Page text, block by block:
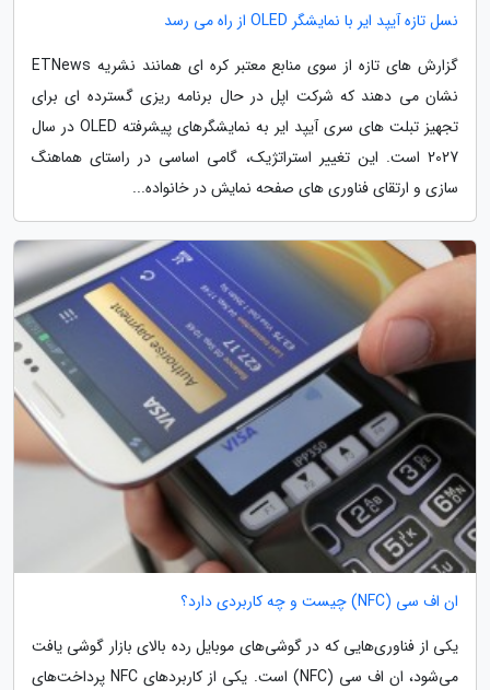
نسل تازه آیپد ایر با نمایشگر OLED از راه می رسد
گزارش های تازه از سوی منابع معتبر کره ای همانند نشریه ETNews
نشان می دهند که شرکت اپل در حال برنامه ریزی گسترده ای برای
تجهیز تبلت های سری آیپد ایر به نمایشگرهای پیشرفته OLED در سال
2027 است. این تغییر استراتژیک، گامی اساسی در راستای هماهنگ
سازی و ارتقای فناوری های صفحه نمایش در خانواده...
ان اف سی (NFC) چیست و چه کاربردی دارد؟
یکی از فناوری‌هایی که در گوشی‌های موبایل‌ رده بالای بازار گوشی یافت
می‌شود، ان اف سی (NFC) است. یکی از کاربردهای NFC پرداخت‌های